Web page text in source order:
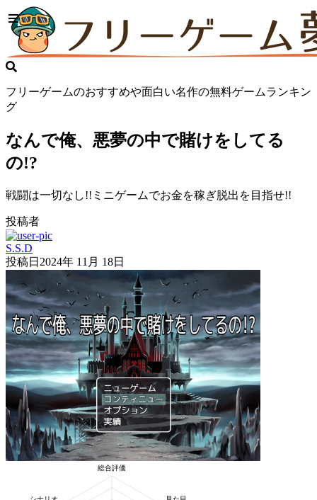
フリーゲームのおすすめや面白い名作の無料ゲームランキン
グ
なんで俺、悪夢の中で賭けをしてる
の!?
戦闘は一切なし!!ミニゲームでお金を稼ぎ脱出を目指せ!!
投稿者
S.S.D
投稿日 2024年 11月 18日